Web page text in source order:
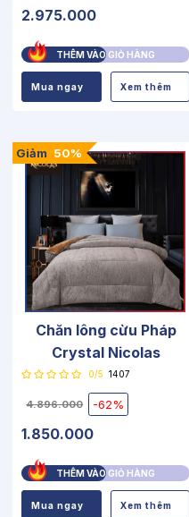
2.975.000
THÊM VÀO GIỎ HÀNG
Mua ngay Xem thêm
Giảm 50%
Chăn lông cừu Pháp
Crystal Nicolas
0/5 1407
4.896.000 -62%
1.850.000
THÊM VÀO GIỎ HÀNG
Mua ngay Xem thêm